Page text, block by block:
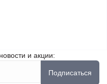
и акции:
Подписаться